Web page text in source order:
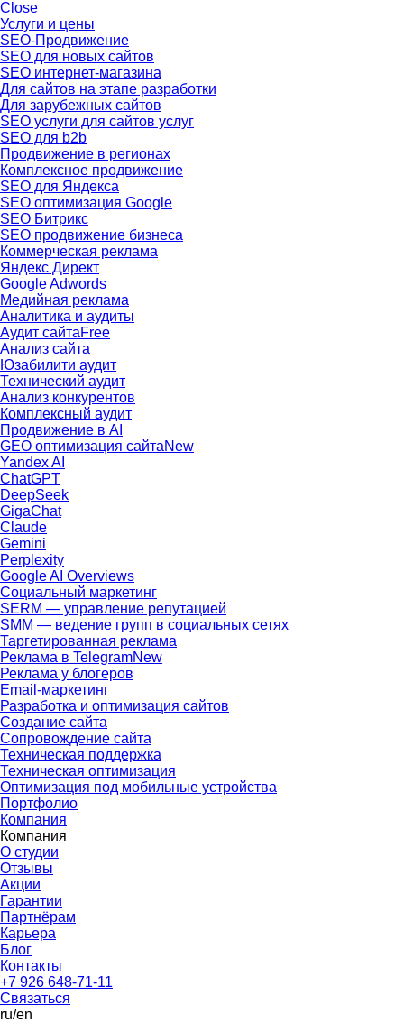
Close
Услуги и цены
SEO-Продвижение
SEO для новых сайтов
SEO интернет-магазина
Для сайтов на этапе разработки
Для зарубежных сайтов
SEO услуги для сайтов услуг
SEO для b2b
Продвижение в регионах
Комплексное продвижение
SEO для Яндекса
SEO оптимизация Google
SEO Битрикс
SEO продвижение бизнеса
Коммерческая реклама
Яндекс Директ
Google Adwords
Медийная реклама
Аналитика и аудиты
Аудит сайтаFree
Анализ сайта
Юзабилити аудит
Технический аудит
Анализ конкурентов
Комплексный аудит
Продвижение в AI
GEO оптимизация сайтаNew
Yandex AI
ChatGPT
DeepSeek
GigaChat
Claude
Gemini
Perplexity
Google AI Overviews
Социальный маркетинг
SERM — управление репутацией
SMM — ведение групп в социальных сетях
Таргетированная реклама
Реклама в TelegramNew
Реклама у блогеров
Email-маркетинг
Разработка и оптимизация сайтов
Создание сайта
Сопровождение сайта
Техническая поддержка
Техническая оптимизация
Оптимизация под мобильные устройства
Портфолио
Компания
Компания
О студии
Отзывы
Акции
Гарантии
Партнёрам
Карьера
Блог
Контакты
+7 926 648-71-11
Связаться
ru/en